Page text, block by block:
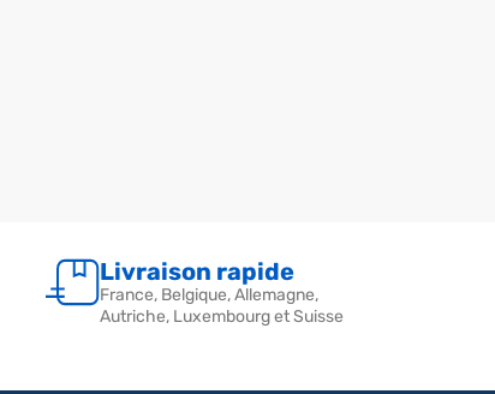
Livraison rapide
France, Belgique, Allemagne,
Autriche, Luxembourg et Suisse